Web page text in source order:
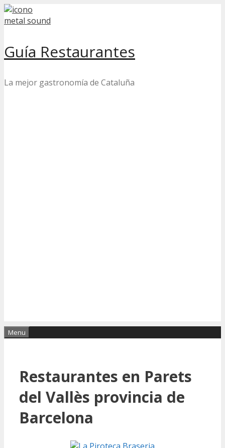
Skip
to
Guía Restaurantes
La mejor gastronomía de Cataluña
Menu
Restaurantes en Parets
del Vallès provincia de
Barcelona